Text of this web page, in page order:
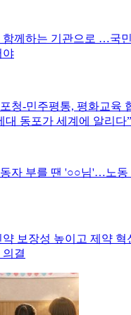
함께하는 기관으로 …국
야
청-민주평통, 평화교육
대 동포가 세계에 알리다”
자 부를 땐 '○○님'…노동
약 보장성 높이고 제약
결